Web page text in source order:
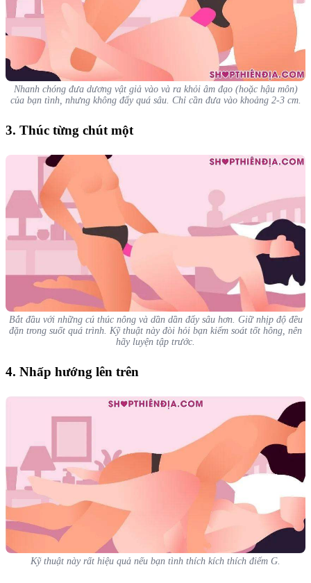
Nhanh chóng đưa dương vật giả vào và ra khỏi âm đạo (hoặc hậu môn)
của bạn tình, nhưng không đẩy quá sâu. Chỉ cần đưa vào khoảng 2-3 cm.
3. Thúc từng chút một
Bắt đầu với những cú thúc nông và dần dần đẩy sâu hơn. Giữ nhịp độ đều
đặn trong suốt quá trình. Kỹ thuật này đòi hỏi bạn kiểm soát tốt hông, nên
hãy luyện tập trước.
4. Nhấp hướng lên trên
Kỹ thuật này rất hiệu quả nếu bạn tình thích kích thích điểm G.